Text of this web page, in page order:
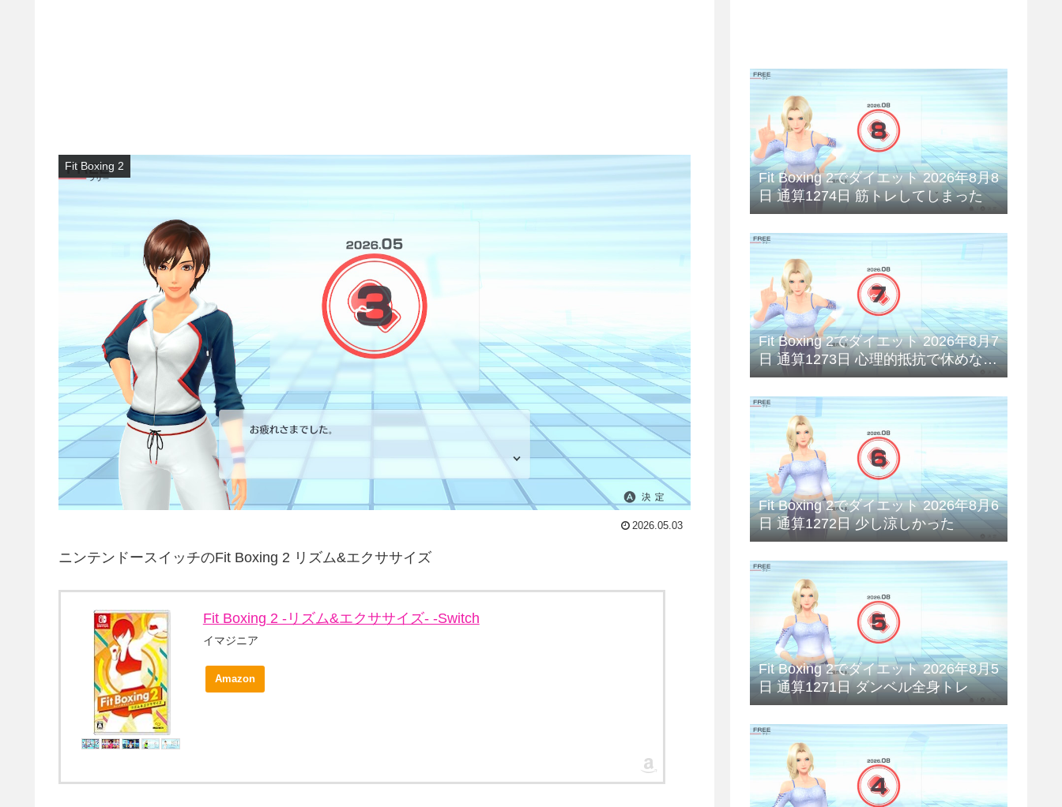
Fit Boxing 2
2026.05.03
ニンテンドースイッチのFit Boxing 2 リズム&エクササイズ
Fit Boxing 2 -リズム&エクササイズ- -Switch
イマジニア
Amazon
Fit Boxing 2でダイエット 2026年8月8
日 通算1274日 筋トレしてしまった
Fit Boxing 2でダイエット 2026年8月7
日 通算1273日 心理的抵抗で休めない
😥
Fit Boxing 2でダイエット 2026年8月6
日 通算1272日 少し涼しかった
Fit Boxing 2でダイエット 2026年8月5
日 通算1271日 ダンベル全身トレ